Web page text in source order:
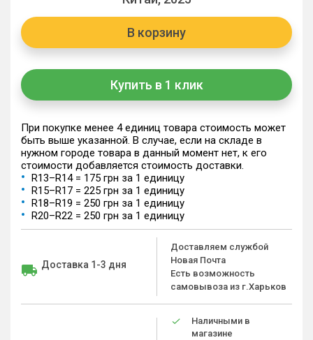
В корзину
Купить в 1 клик
При покупке менее 4 единиц товара стоимость может
быть выше указанной. В случае, если на складе в
нужном городе товара в данный момент нет, к его
стоимости добавляется стоимость доставки.
R13–R14 = 175 грн за 1 единицу
R15–R17 = 225 грн за 1 единицу
R18–R19 = 250 грн за 1 единицу
R20–R22 = 250 грн за 1 единицу
Доставка 1-3 дня
Доставляем службой
Новая Почта
Есть возможность
самовывоза из г.Харьков
Наличными в
магазине